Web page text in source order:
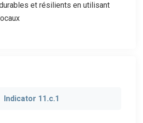
et résilients en utilisant
Indicator 11.c.1